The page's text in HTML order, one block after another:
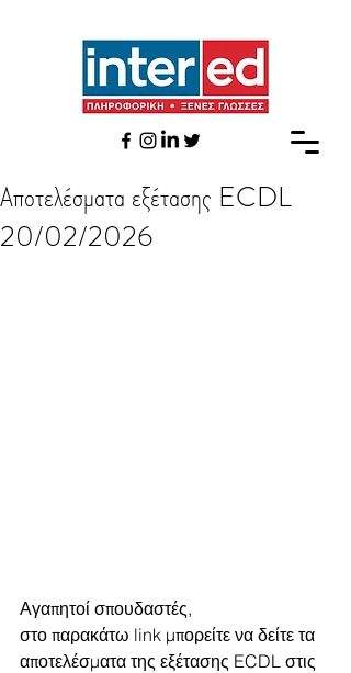
Αποτελέσματα εξέτασης ECDL
20/02/2026
Αγαπητοί σπουδαστές,
στο παρακάτω link μπορείτε να δείτε τα
αποτελέσματα της εξέτασης ECDL στις